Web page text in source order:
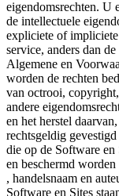
eigendomsrechten. U
de intellectuele
expliciete of
service, anders dan
Algemene en
worden de rechten
van octrooi,
andere
en het herstel
rechtsgeldig
die op de Software en
en beschermd
, handelsnaam en
Software en Sites